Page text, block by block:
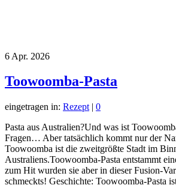
6 Apr. 2026
Toowoomba-Pasta
eingetragen in: Rezept | 0
Pasta aus Australien?Und was ist
Fragen… Aber tatsächlich kommt nur der
Toowoomba ist die zweitgrößte Stadt im
Australiens.Toowoomba-Pasta entstammt
zum Hit wurden sie aber in dieser Fusion-
schmeckts! Geschichte: Toowoomba-Pasta